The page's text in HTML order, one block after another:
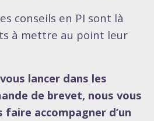
conseils en PI sont là
à mettre au point leur
lancer dans les
de brevet, nous vous
faire accompagner d’un